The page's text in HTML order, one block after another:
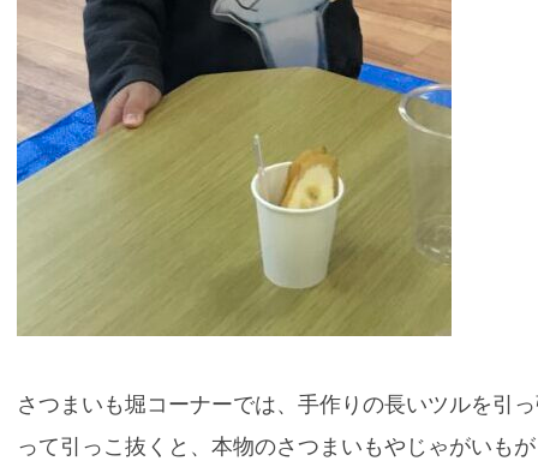
さつまいも堀コーナーでは、手作りの長いツルを引
って引っこ抜くと、本物のさつまいもやじゃがいも